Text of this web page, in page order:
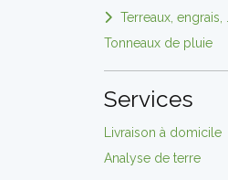
Terreaux, engrais, ...
Tonneaux de pluie
Services
Livraison à domicile
Analyse de terre